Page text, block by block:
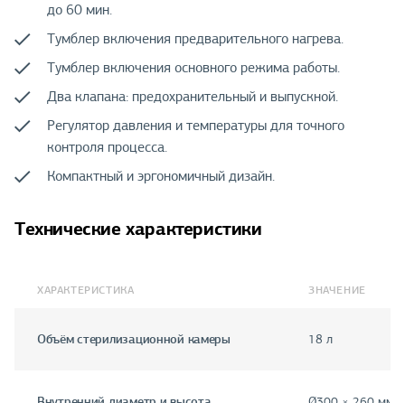
до 60 мин.
Тумблер включения предварительного нагрева.
Тумблер включения основного режима работы.
Два клапана: предохранительный и выпускной.
Регулятор давления и температуры для точного
контроля процесса.
Компактный и эргономичный дизайн.
Технические характеристики
ХАРАКТЕРИСТИКА ЗНАЧЕНИЕ
Объём стерилизационной камеры 18 л